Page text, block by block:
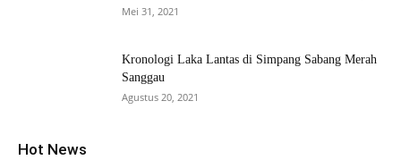
Mei 31, 2021
Kronologi Laka Lantas di Simpang Sabang Merah
Sanggau
Agustus 20, 2021
Hot News